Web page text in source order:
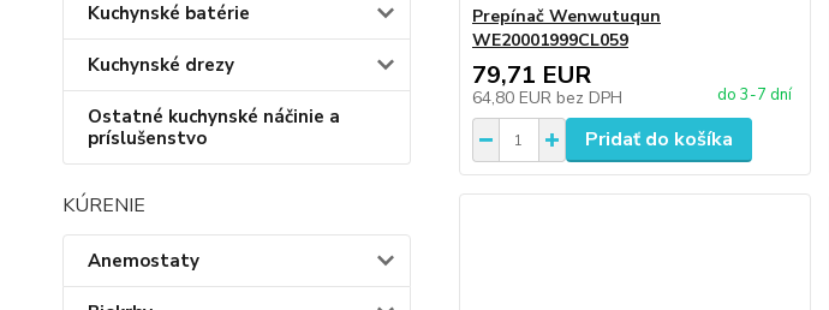
Kuchynské batérie
Kuchynské drezy
Ostatné kuchynské náčinie a
príslušenstvo
KÚRENIE
Anemostaty
Prepínač Wenwutuqun
WE20001999CL059
79,71 EUR
64,80 EUR bez DPH do 3-7 dní
Pridať do košíka